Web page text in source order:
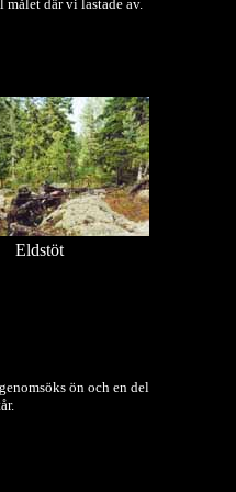
där vi lastade av.
Eldstöt
ön och en del